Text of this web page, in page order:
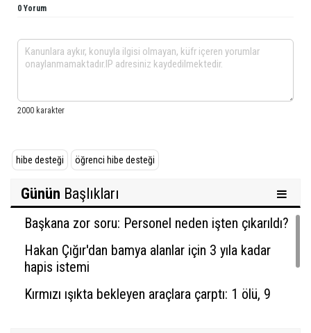
0 Yorum
hibe desteği öğrenci hibe desteği
Günün Başlıkları
Başkana zor soru: Personel neden işten çıkarıldı?
Hakan Çığır'dan bamya alanlar için 3 yıla kadar
hapis istemi
Kırmızı ışıkta bekleyen araçlara çarptı: 1 ölü, 9